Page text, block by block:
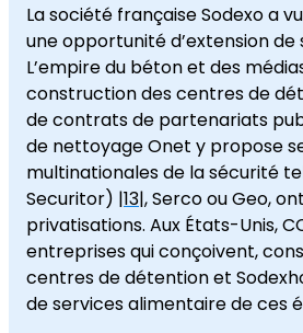
La société française Sodexo a
une opportunité d’extension
L’empire du béton et des
construction des centres de
de contrats de partenariats
de nettoyage Onet y propose
multinationales de la sécurité
Securitor) |13|, Serco ou Geo,
privatisations. Aux États-Unis,
entreprises qui conçoivent,
centres de détention et
de services alimentaire de ces